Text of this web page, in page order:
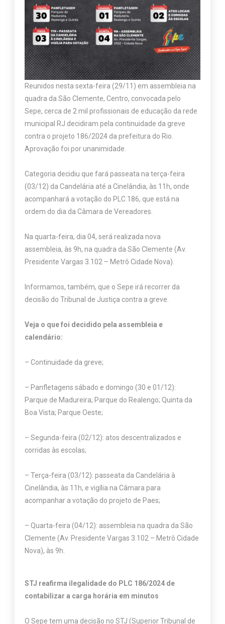
Reunidos nesta sexta-feira (29/11) em assembleia na
quadra da São Clemente, Centro, convocada pelo
Sepe, cerca de 2 mil profissionais de educação da rede
municipal RJ decidiram pela continuidade da greve
contra o projeto 186/2024 da prefeitura do Rio.
Aprovação foi por unanimidade.
Categoria decidiu que fará passeata na terça-feira
(03/12) da Candelária até a Cinelândia, às 11h, onde
acompanhará a votação do PLC 186, que está na
ordem do dia da Câmara de Vereadores.
Na quarta-feira, dia 04, será realizada nova
assembleia, às 9h, na quadra da São Clemente (Av.
Presidente Vargas 3.102 – Metrô Cidade Nova).
Informamos, também, que o Sepe irá recorrer da
decisão do Tribunal de Justiça contra a greve.
Veja o que foi decidido pela assembleia e
calendário:
– Continuidade da greve;
– Panfletagens sábado e domingo (30 e 01/12):
Parque de Madureira; Parque do Realengo; Quinta da
Boa Vista; Parque Oeste;
– Segunda-feira (02/12): atos descentralizados e
corridas às escolas;
– Terça-feira (03/12): passeata da Candelária à
Cinelândia, às 11h, e vigília na Câmara para
acompanhar a votação do projeto de Paes;
– Quarta-feira (04/12): assembleia na quadra da São
Clemente (Av. Presidente Vargas 3.102 – Metrô Cidade
Nova), às 9h.
STJ reafirma ilegalidade do PLC 186/2024 de
contabilizar a carga horária em minutos
O Sepe tem uma decisão no STJ (Superior Tribunal de